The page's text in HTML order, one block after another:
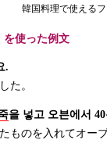
韓国料理で使える
を使った例文
.
た。
을 넣고 오븐에서
ものを入れてオー